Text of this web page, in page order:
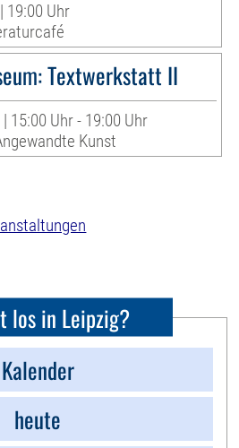
19:00 Uhr
Textwerkstatt II
15:00 Uhr - 19:00 Uhr
Kunst
los in Leipzig?
Kalender
heute